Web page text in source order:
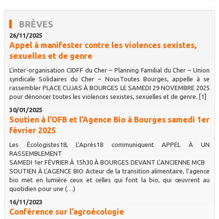
BRÈVES
26/11/2025
Appel à manifester contre les violences sexistes,
sexuelles et de genre
L’inter-organisation CIDFF du Cher – Planning Familial du Cher – Union
syndicale Solidaires du Cher – NousToutes Bourges, appelle à se
rassembler PLACE CUJAS À BOURGES LE SAMEDI 29 NOVEMBRE 2025
pour dénoncer toutes les violences sexistes, sexuelles et de genre. [1]
30/01/2025
Soutien à l’OFB et l’Agence Bio à Bourges samedi 1er
février 2025
Les Écologistes18, L’Après18 communiquent APPEL À UN
RASSEMBLEMENT
SAMEDI 1er FÉVRIER À 15h30 À BOURGES DEVANT L’ANCIENNE MCB
SOUTIEN À L’AGENCE BIO Acteur de la transition alimentaire, l’agence
bio met en lumière ceux et celles qui font la bio, qui œuvrent au
quotidien pour une (…)
16/11/2023
Conférence sur l’agroécologie